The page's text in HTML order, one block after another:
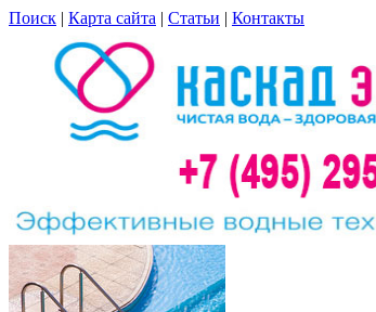
Поиск | Карта сайта | Статьи | Контакты